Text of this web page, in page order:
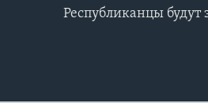
0:00 0:00:00
Республиканцы будут